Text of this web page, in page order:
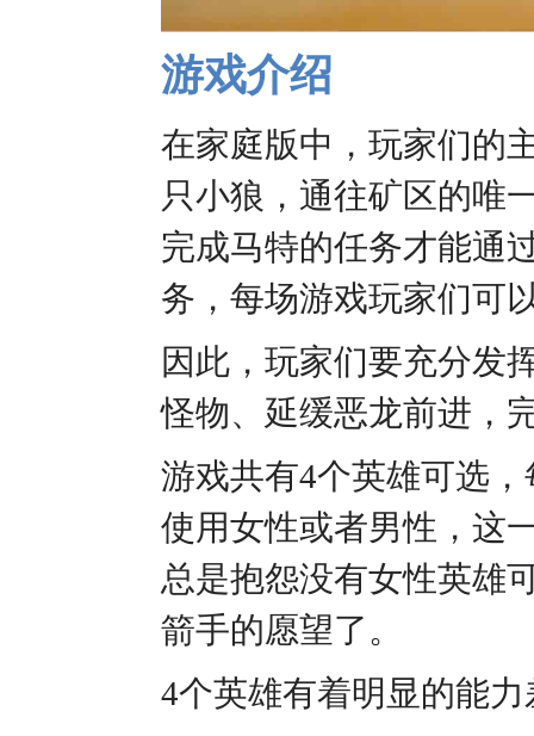
游戏介绍
在家庭版中，玩家们的
只小狼，通往矿区的唯
完成马特的任务才能通
务，每场游戏玩家们可
因此，玩家们要充分发
怪物、延缓恶龙前进，
游戏共有4个英雄可选
使用女性或者男性，这
总是抱怨没有女性英雄
箭手的愿望了。
4个英雄有着明显的能力